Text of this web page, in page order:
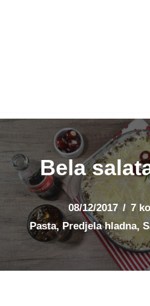
Bela
08/12/2017
7
Pasta,Predjela hladna,